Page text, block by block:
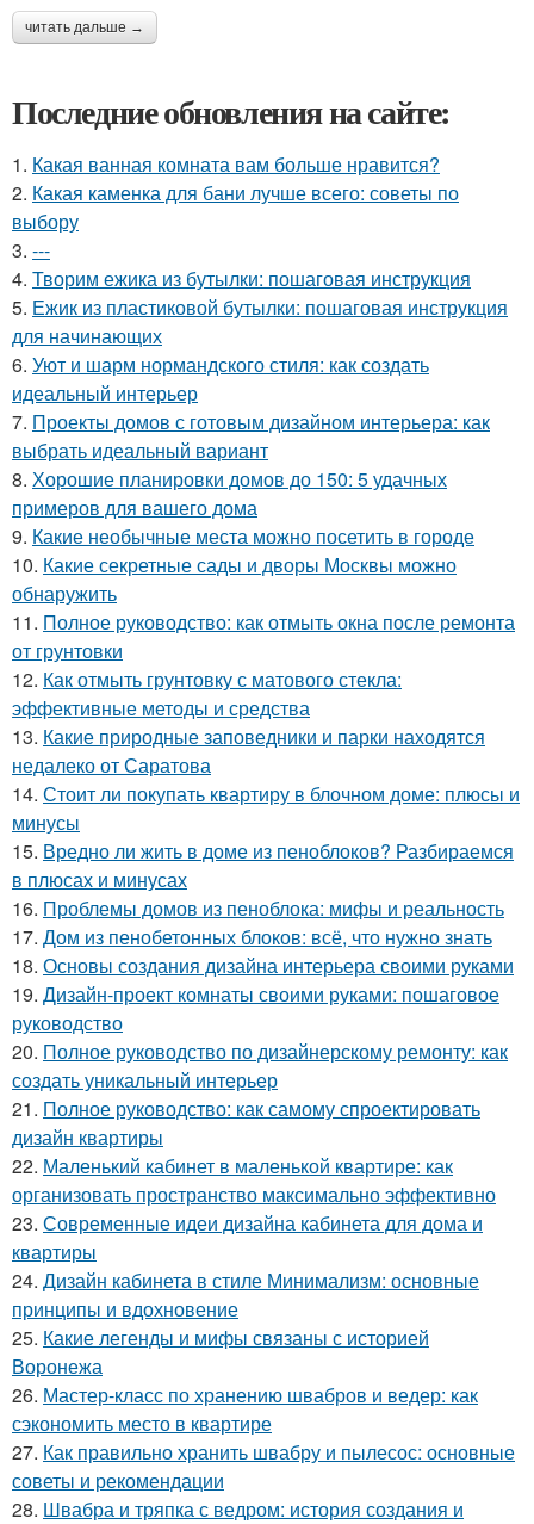
читать дальше →
Последние обновления на сайте:
1. Какая ванная комната вам больше нравится?
2. Какая каменка для бани лучше всего: советы по
выбору
3. ---
4. Творим ежика из бутылки: пошаговая инструкция
5. Ежик из пластиковой бутылки: пошаговая инструкция
для начинающих
6. Уют и шарм нормандского стиля: как создать
идеальный интерьер
7. Проекты домов с готовым дизайном интерьера: как
выбрать идеальный вариант
8. Хорошие планировки домов до 150: 5 удачных
примеров для вашего дома
9. Какие необычные места можно посетить в городе
10. Какие секретные сады и дворы Москвы можно
обнаружить
11. Полное руководство: как отмыть окна после ремонта
от грунтовки
12. Как отмыть грунтовку с матового стекла:
эффективные методы и средства
13. Какие природные заповедники и парки находятся
недалеко от Саратова
14. Стоит ли покупать квартиру в блочном доме: плюсы и
минусы
15. Вредно ли жить в доме из пеноблоков? Разбираемся
в плюсах и минусах
16. Проблемы домов из пеноблока: мифы и реальность
17. Дом из пенобетонных блоков: всё, что нужно знать
18. Основы создания дизайна интерьера своими руками
19. Дизайн-проект комнаты своими руками: пошаговое
руководство
20. Полное руководство по дизайнерскому ремонту: как
создать уникальный интерьер
21. Полное руководство: как самому спроектировать
дизайн квартиры
22. Маленький кабинет в маленькой квартире: как
организовать пространство максимально эффективно
23. Современные идеи дизайна кабинета для дома и
квартиры
24. Дизайн кабинета в стиле Минимализм: основные
принципы и вдохновение
25. Какие легенды и мифы связаны с историей
Воронежа
26. Мастер-класс по хранению швабров и ведер: как
сэкономить место в квартире
27. Как правильно хранить швабру и пылесос: основные
советы и рекомендации
28. Швабра и тряпка с ведром: история создания и